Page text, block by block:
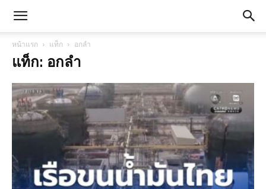
หน้าแรก แท็ก อกลำ
แท็ก: อกลำ